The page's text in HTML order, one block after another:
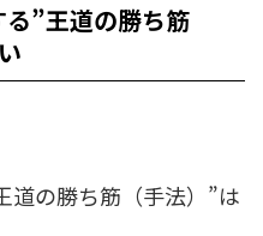
”王道の勝ち筋
道の勝ち筋（手法）”は